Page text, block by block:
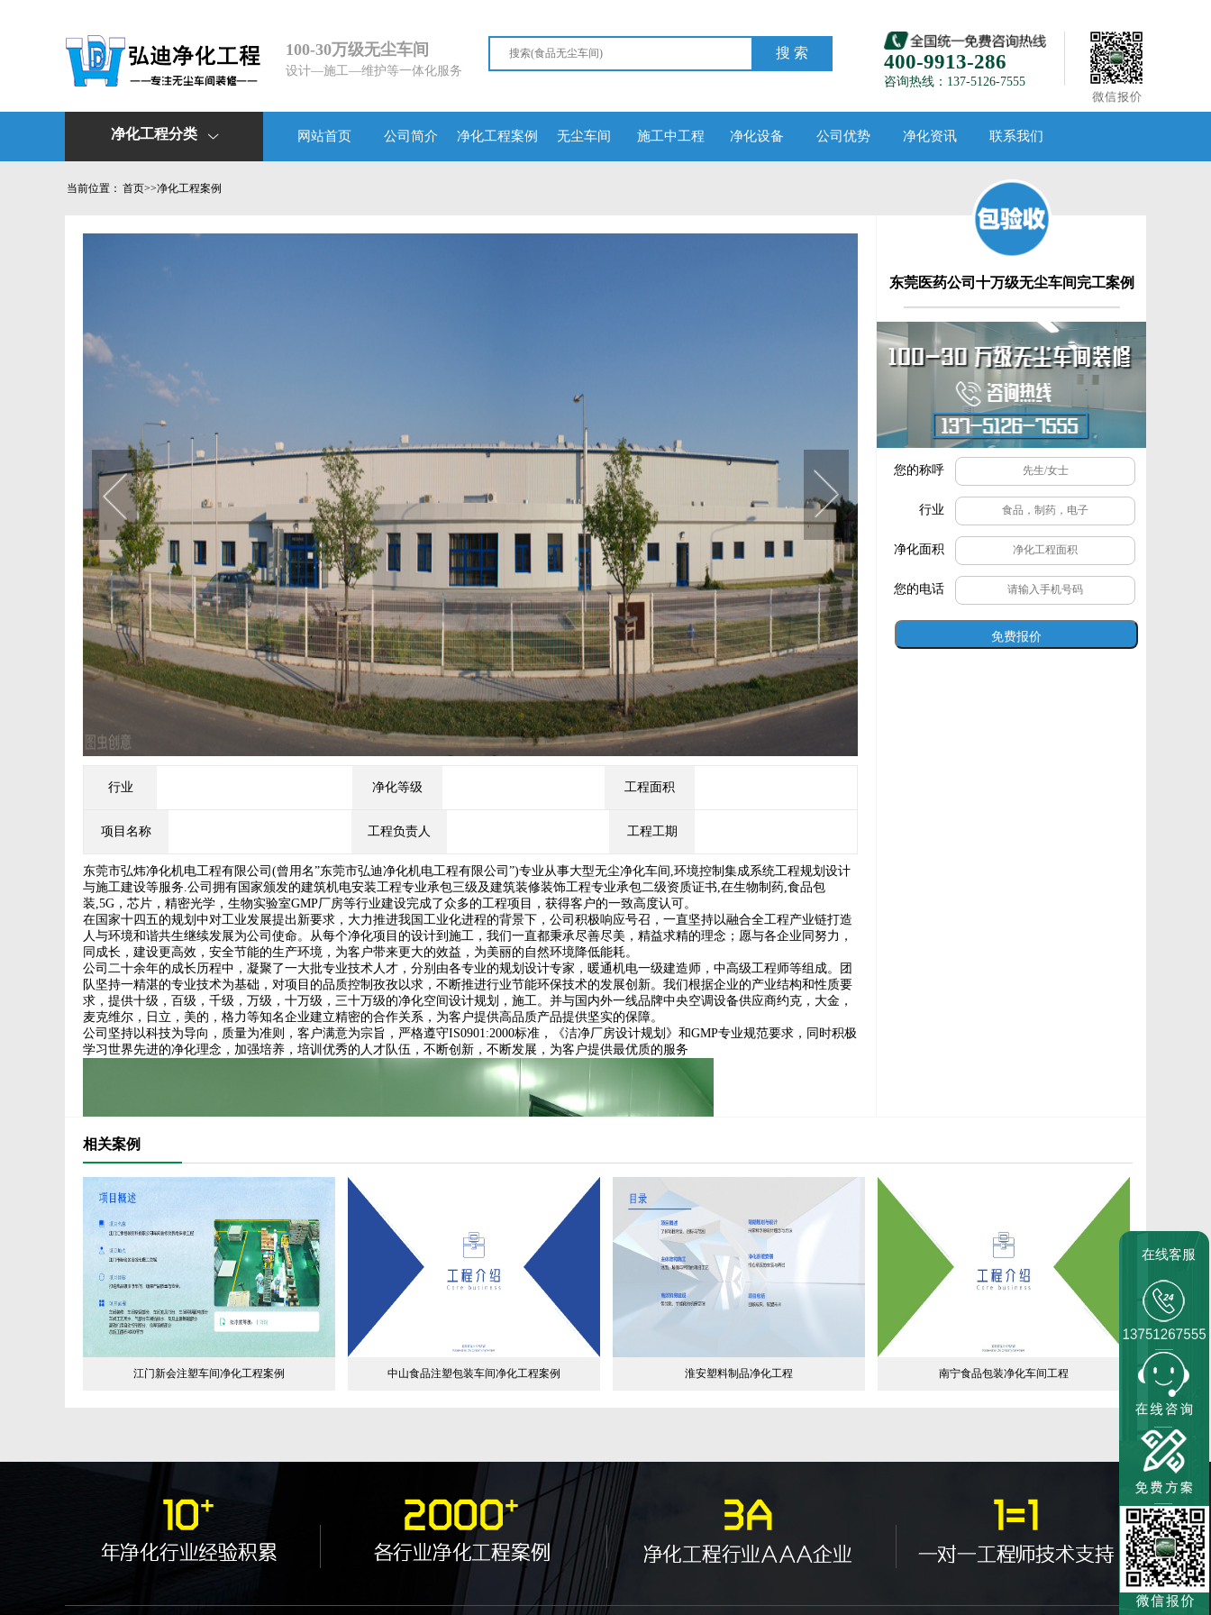
100-30万级无尘车间
设计—施工—维护等一体化服务 400-9913-286
咨询热线：137-5126-7555
搜 索
净化工程分类  网站首页 公司简介 净化工程案例 无尘车间 施工中工程 净化设备 公司优势 净化资讯 联系我们
当前位置： 首页>>净化工程案例
行业 净化等级 工程面积
项目名称 工程负责人 工程工期
东莞市弘炜净化机电工程有限公司(曾用名”东莞市弘迪净化机电工程有限公司”)专业从事大型无尘净化车间,环境控制集成系统工程规划设计
与施工建设等服务.公司拥有国家颁发的建筑机电安装工程专业承包三级及建筑装修装饰工程专业承包二级资质证书,在生物制药,食品包
装,5G，芯片，精密光学，生物实验室GMP厂房等行业建设完成了众多的工程项目，获得客户的一致高度认可。
在国家十四五的规划中对工业发展提出新要求，大力推进我国工业化进程的背景下，公司积极响应号召，一直坚持以融合全工程产业链打造
人与环境和谐共生继续发展为公司使命。从每个净化项目的设计到施工，我们一直都秉承尽善尽美，精益求精的理念；愿与各企业同努力，
同成长，建设更高效，安全节能的生产环境，为客户带来更大的效益，为美丽的自然环境降低能耗。
公司二十余年的成长历程中，凝聚了一大批专业技术人才，分别由各专业的规划设计专家，暖通机电一级建造师，中高级工程师等组成。团
队坚持一精湛的专业技术为基础，对项目的品质控制孜孜以求，不断推进行业节能环保技术的发展创新。我们根据企业的产业结构和性质要
求，提供十级，百级，千级，万级，十万级，三十万级的净化空间设计规划，施工。并与国内外一线品牌中央空调设备供应商约克，大金，
麦克维尔，日立，美的，格力等知名企业建立精密的合作关系，为客户提供高品质产品提供坚实的保障。
公司坚持以科技为导向，质量为准则，客户满意为宗旨，严格遵守IS0901:2000标准，《洁净厂房设计规划》和GMP专业规范要求，同时积极
学习世界先进的净化理念，加强培养，培训优秀的人才队伍，不断创新，不断发展，为客户提供最优质的服务
东莞医药公司十万级无尘车间完工案例
您的称呼
行业
净化面积
您的电话
免费报价
相关案例
江门新会注塑车间净化工程案例 中山食品注塑包装车间净化工程案例 淮安塑料制品净化工程 南宁食品包装净化车间工程
在线客服